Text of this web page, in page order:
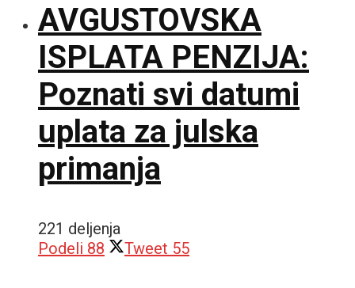
AVGUSTOVSKA
ISPLATA PENZIJA:
Poznati svi datumi
uplata za julska
primanja
221 deljenja
Podeli 88 Tweet 55